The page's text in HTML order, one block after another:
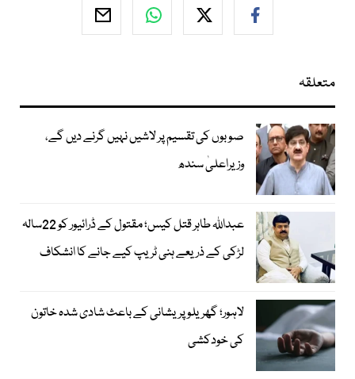
متعلقہ
صوبوں کی تقسیم پر لاشیں نہیں گرنے دیں گے،
وزیراعلیٰ سندھ
عبداللہ طاہر قتل کیس؛ مقتول کے ڈرائیور کو 22سالہ
لڑکی کے ذریعے ہنی ٹریپ کیے جانے کا انشکاف
لاہور؛ گھریلو پریشانی کے باعث شادی شدہ خاتون
کی خودکشی